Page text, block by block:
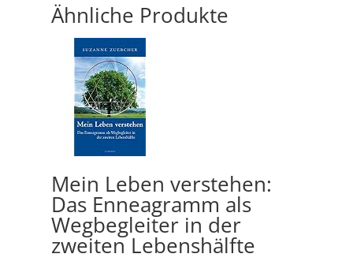
Ähnliche Produkte
Mein Leben verstehen:
Das Enneagramm als
Wegbegleiter in der
zweiten Lebenshälfte